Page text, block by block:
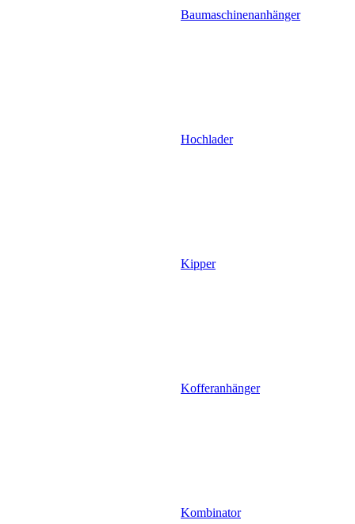
Baumaschinenanhänger
Hochlader
Kipper
Kofferanhänger
Kombinator